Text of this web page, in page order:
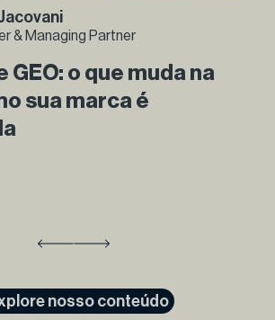
& Managing Partner
GEO: o que muda na
sua marca é
nosso conteúdo